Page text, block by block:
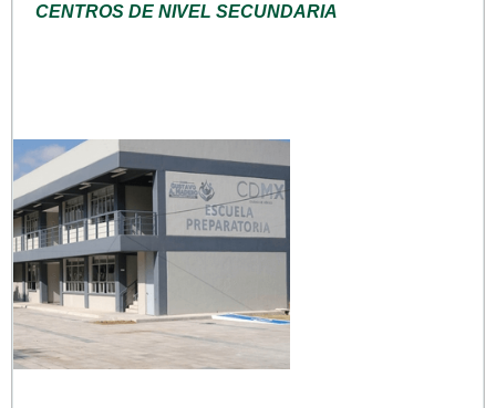
CENTROS DE NIVEL SECUNDARIA